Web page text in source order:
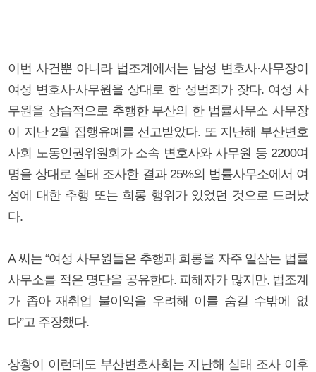
이번 사건뿐 아니라 법조계에서는 남성 변호사·사무장이
여성 변호사·사무원을 상대로 한 성범죄가 잦다. 여성 사
무원을 상습적으로 추행한 부산의 한 법률사무소 사무장
이 지난 2월 집행유예를 선고받았다. 또 지난해 부산변호
사회 노동인권위원회가 소속 변호사와 사무원 등 2200여
명을 상대로 실태 조사한 결과 25%의 법률사무소에서 여
성에 대한 추행 또는 희롱 행위가 있었던 것으로 드러났
다.
A 씨는 “여성 사무원들은 추행과 희롱을 자주 일삼는 법률
사무소를 적은 명단을 공유한다. 피해자가 많지만, 법조계
가 좁아 재취업 불이익을 우려해 이를 숨길 수밖에 없
다”고 주장했다.
상황이 이런데도 부산변호사회는 지난해 실태 조사 이후